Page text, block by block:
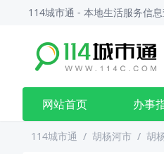
114城市通 - 本地生活服务信息
网站首页 办事
114城市通 / 胡杨河市 / 胡